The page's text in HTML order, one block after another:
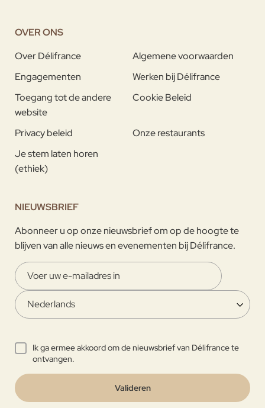
OVER ONS
Over Délifrance
Algemene voorwaarden
Engagementen
Werken bij Délifrance
Toegang tot de andere
website
Cookie Beleid
Privacy beleid
Onze restaurants
Je stem laten horen
(ethiek)
NIEUWSBRIEF
Abonneer u op onze nieuwsbrief om op de hoogte te
blijven van alle nieuws en evenementen bij Délifrance.
Ik ga ermee akkoord om de nieuwsbrief van Délifrance te
ontvangen.
Valideren